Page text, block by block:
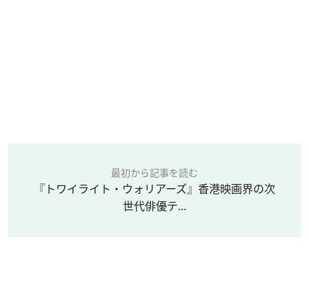
最初から記事を読む
『トワイライト・ウォリアーズ』香港映画界の次
世代俳優テ...